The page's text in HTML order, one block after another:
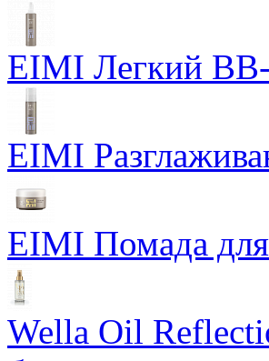
EIMI Легкий
EIMI
EIMI Помада
Wella Oil